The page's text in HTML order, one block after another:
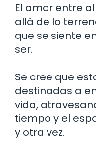
El amor entre
allá de lo
que se siente
ser.
Se cree que
destinadas a
vida,
tiempo y el
y otra vez.